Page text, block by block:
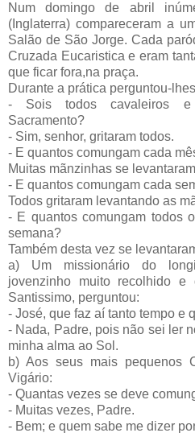
Num domingo de abril
(Inglaterra) compareceram a
Salão de São Jorge. Cada
Cruzada Eucaristica e eram
que ficar fora,na praça.
Durante a prática perguntou-
- Sois todos cavaleiros e
Sacramento?
- Sim, senhor, gritaram todos.
- E quantos comungam cada
Muitas mãnzinhas se
- E quantos comungam cada
Todos gritaram levantando as
- E quantos comungam todos
semana?
Também desta vez se
a) Um missionário do
jovenzinho muito recolhido
Santissimo, perguntou:
- José, que faz aí tanto tempo e
- Nada, Padre, pois não sei ler
minha alma ao Sol.
b) Aos seus mais pequenos
Vigário:
- Quantas vezes se deve
- Muitas vezes, Padre.
- Bem; e quem sabe me dizer